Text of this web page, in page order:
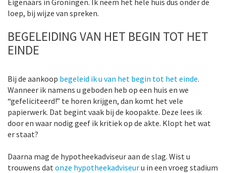
Eigenaars in Groningen. Ik neem het hele huis dus onder de
loep, bij wijze van spreken.
BEGELEIDING VAN HET BEGIN TOT HET
EINDE
Bij de aankoop begeleid ik u van het begin tot het einde.
Wanneer ik namens u geboden heb op een huis en we
“gefeliciteerd!” te horen krijgen, dan komt het vele
papierwerk. Dat begint vaak bij de koopakte. Deze lees ik
door en waar nodig geef ik kritiek op de akte. Klopt het wat
er staat?
Daarna mag de hypotheekadviseur aan de slag. Wist u
trouwens datonze hypotheekadviseuru in een vroeg stadium